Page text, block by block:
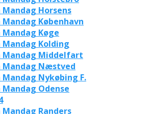
Mandag Horsens
Mandag København
Mandag Køge
Mandag Kolding
Mandag Middelfart
Mandag Næstved
Mandag Nykøbing F.
Mandag Odense
Mandag Randers